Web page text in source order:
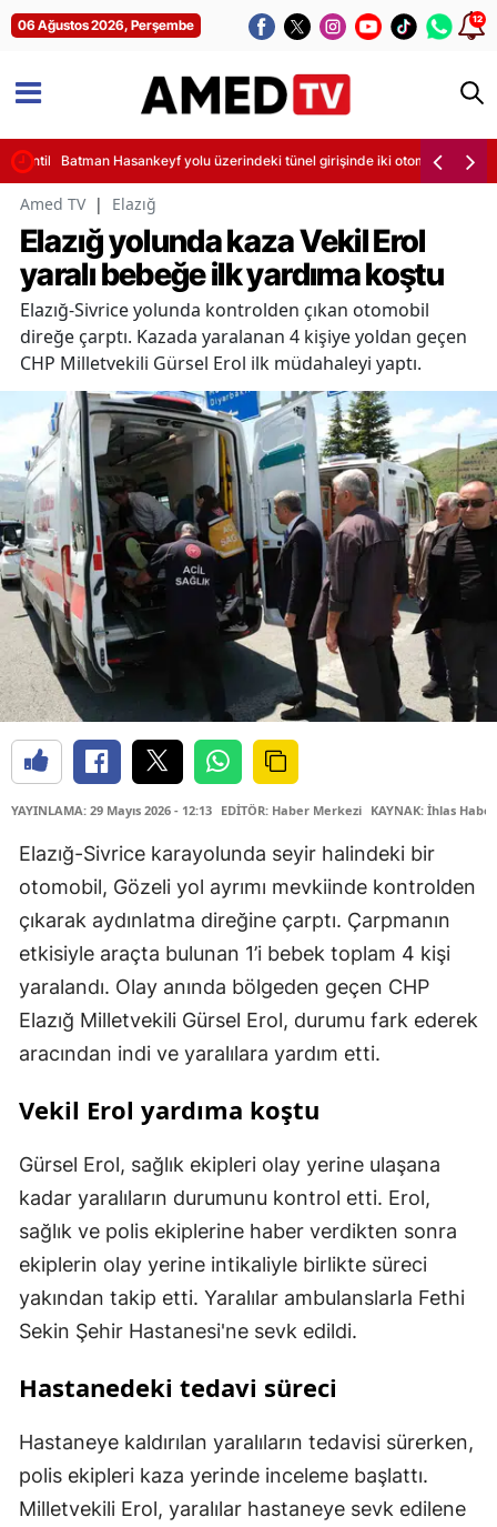
06 Ağustos 2026, Perşembe 12
başladı
Batman Hasankeyf yolu üzerindeki tünel girişinde iki otomobil çarpıştı
Amed TV | Elazığ
Elazığ yolunda kaza Vekil Erol
yaralı bebeğe ilk yardıma koştu
Elazığ-Sivrice yolunda kontrolden çıkan otomobil
direğe çarptı. Kazada yaralanan 4 kişiye yoldan geçen
CHP Milletvekili Gürsel Erol ilk müdahaleyi yaptı.
YAYINLAMA: 29 Mayıs 2026 - 12:13 EDİTÖR: Haber Merkezi KAYNAK: İhlas
Elazığ-Sivrice karayolunda seyir halindeki bir
otomobil, Gözeli yol ayrımı mevkiinde kontrolden
çıkarak aydınlatma direğine çarptı. Çarpmanın
etkisiyle araçta bulunan 1’i bebek toplam 4 kişi
yaralandı. Olay anında bölgeden geçen CHP
Elazığ Milletvekili Gürsel Erol, durumu fark ederek
aracından indi ve yaralılara yardım etti.
Vekil Erol yardıma koştu
Gürsel Erol, sağlık ekipleri olay yerine ulaşana
kadar yaralıların durumunu kontrol etti. Erol,
sağlık ve polis ekiplerine haber verdikten sonra
ekiplerin olay yerine intikaliyle birlikte süreci
yakından takip etti. Yaralılar ambulanslarla Fethi
Sekin Şehir Hastanesi'ne sevk edildi.
Hastanedeki tedavi süreci
Hastaneye kaldırılan yaralıların tedavisi sürerken,
polis ekipleri kaza yerinde inceleme başlattı.
Milletvekili Erol, yaralılar hastaneye sevk edilene